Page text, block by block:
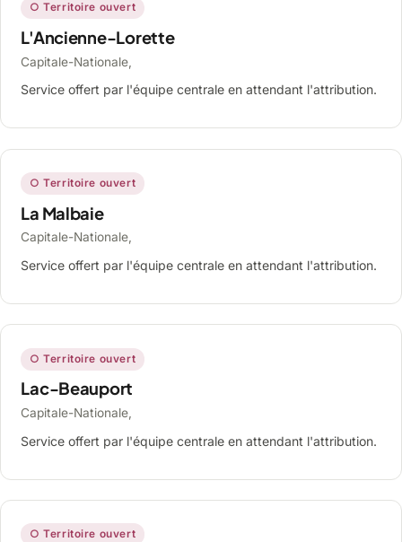
○ Territoire ouvert
L'Ancienne-Lorette
Capitale-Nationale,
Service offert par l'équipe centrale en attendant l'attribution.
○ Territoire ouvert
La Malbaie
Capitale-Nationale,
Service offert par l'équipe centrale en attendant l'attribution.
○ Territoire ouvert
Lac-Beauport
Capitale-Nationale,
Service offert par l'équipe centrale en attendant l'attribution.
○ Territoire ouvert